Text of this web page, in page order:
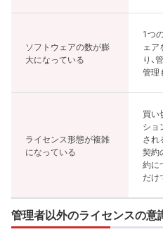
ソフトウェアの数が膨
大になっている
1つ
ェア
り、
管理
ライセンス形態が複雑
になっている
買い
ショ
され
契約
約に
だけ
管理者以外のライセンスの意